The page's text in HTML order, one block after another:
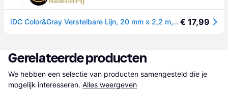
IDC Color&Gray Verstelbare Lijn, 20 mm x 2,2 m, Oranje-Grijs€ 17,99
Gerelateerde producten
We hebben een selectie van producten samengesteld die je
mogelijk interesseren. Alles weergeven